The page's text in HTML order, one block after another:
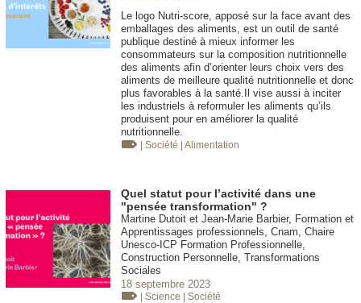
Le logo Nutri-score, apposé sur la face avant des
emballages des aliments, est un outil de santé
publique destiné à mieux informer les
consommateurs sur la composition nutritionnelle
des aliments afin d’orienter leurs choix vers des
aliments de meilleure qualité nutritionnelle et donc
plus favorables à la santé.Il vise aussi à inciter
les industriels à reformuler les aliments qu’ils
produisent pour en améliorer la qualité
nutritionnelle.
| Société | Alimentation
Quel statut pour l’activité dans une
"pensée transformation" ?
Martine Dutoit et Jean-Marie Barbier, Formation et
Apprentissages professionnels, Cnam, Chaire
Unesco-ICP Formation Professionnelle,
Construction Personnelle, Transformations
Sociales
18 septembre 2023
| Science | Société